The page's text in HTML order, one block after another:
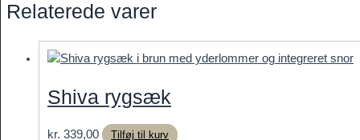
Relaterede varer
Shiva rygsæk
kr. 339,00 Tilføj til kurv